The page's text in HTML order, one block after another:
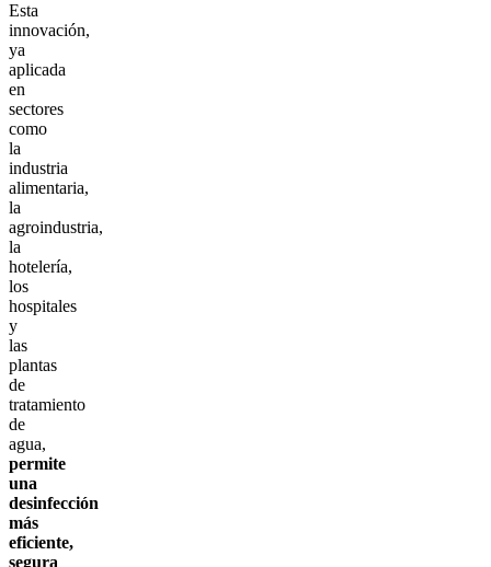
Esta
innovación,
ya
aplicada
en
sectores
como
la
industria
alimentaria,
la
agroindustria,
la
hotelería,
los
hospitales
y
las
plantas
de
tratamiento
de
agua,
permite
una
desinfección
más
eficiente,
segura